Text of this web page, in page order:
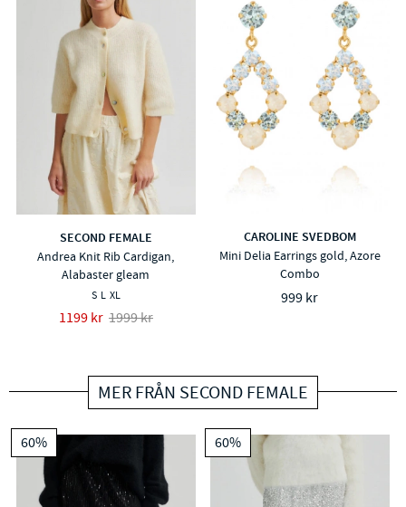
SECOND FEMALE
Andrea Knit Rib Cardigan,
Alabaster gleam
S L XL
1199 kr 1999 kr
CAROLINE SVEDBOM
Mini Delia Earrings gold, Azore
Combo
999 kr
MER FRÅN SECOND FEMALE
60% 60%